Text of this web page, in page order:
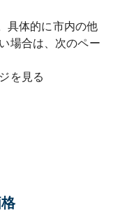
具体的に市内の他
場合は、次のペー
を見る